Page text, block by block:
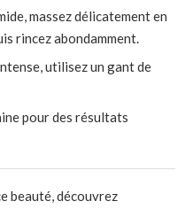
massez délicatement en
rincez abondamment.
utilisez un gant de
pour des résultats
beauté, découvrez